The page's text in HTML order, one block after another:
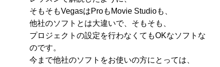
そもそもVegasはProもMovie Studioも、
他社のソフトとは大違いで、そもそも、
プロジェクトの設定を行わなくてもOKなソフトな
のです。
今まで他社のソフトをお使いの方にとっては、